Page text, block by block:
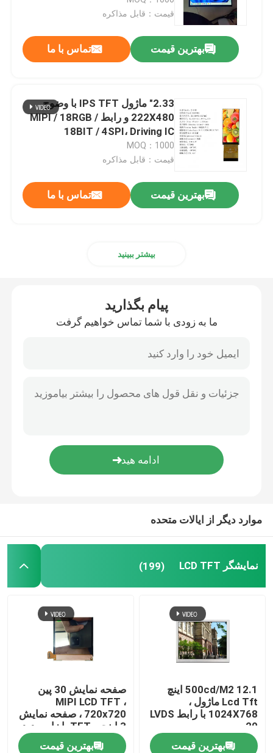
نمایشگر رنگی TFT
ماژول نمایشگر AMOLED
نمایشگر میکرو OLED
ماژول نمایشگر LCD
نمایشگر دیجیتال LED
پنل لمسی خازنی
،85/85/85/85,950nit
قیمت：قابل مذاکره
بهترین قیمت تماس با ما
2.33" ماژول IPS TFT با وضوح
222X480 و رابط MIPI / 18RGB /
18BIT / 4SPI، Driving IC
ST7796U، ALL VIEW، 450
روشنایی، 262K
MOQ：1000
قیمت：قابل مذاکره
بهترین قیمت تماس با ما
بیشتر ببینید
پیام بگذارید
ما به زودی با شما تماس خواهیم گرفت
موارد دیگر از ایالات متحده
نمایشگر LCD TFT (199)
500cd/M2 12.1 اینچ
Lcd Tft ماژول ،
1024X768 با رابط LVDS
20 پین
بهترین قیمت
صفحه نمایش 30 پین
MIPI LCD TFT ،
720x720 ، صفحه نمایش
3 اینچی TFT با زاویه دید
آزاد
بهترین قیمت